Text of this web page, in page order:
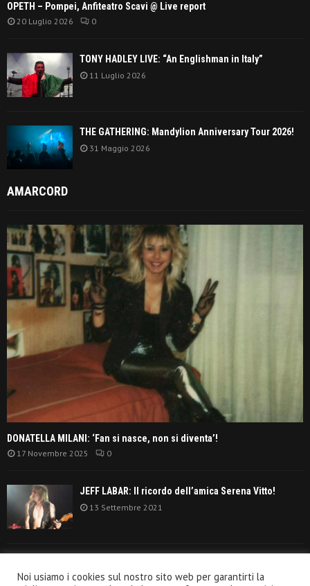
OPETH – Pompei, Anfiteatro Scavi @ Live report
20 Luglio 2026 0
TONY HADLEY LIVE: “An Englishman in Italy”
11 Luglio 2026
THE GATHERING: Mandylion Anniversary Tour 2026!
31 Maggio 2026
AMARCORD
DONATELLA MILANI: ‘Fan si nasce, non si diventa’!
17 Novembre 2025 0
JEFF LABAR: Il ricordo dell’amica Serena Vitto!
13 Settembre 2021
settanta’!
Noi usiamo i cookies sul nostro sito web per garantirti la